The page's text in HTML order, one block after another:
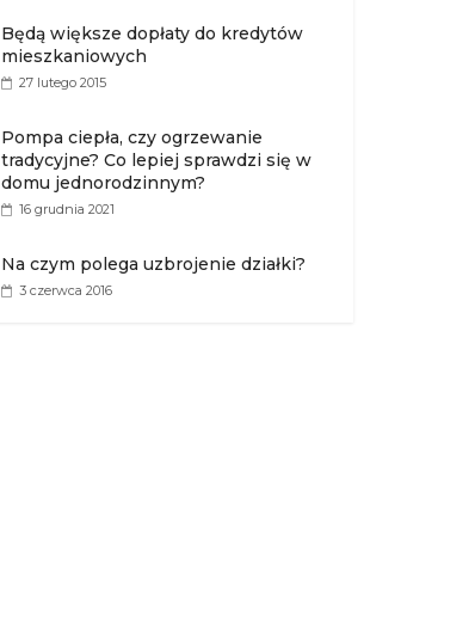
Będą większe dopłaty do kredytów
mieszkaniowych
27 lutego 2015
Pompa ciepła, czy ogrzewanie
tradycyjne? Co lepiej sprawdzi się w
domu jednorodzinnym?
16 grudnia 2021
Na czym polega uzbrojenie działki?
3 czerwca 2016